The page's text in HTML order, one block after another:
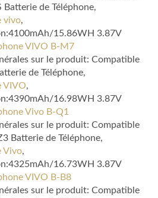
Batterie de Téléphone,
vivo,
15.86WH 3.87V
VIVO B-M7
sur le produit: Compatible
de Téléphone,
VIVO,
16.98WH 3.87V
Vivo B-Q1
sur le produit: Compatible
Batterie de Téléphone,
Vivo,
16.73WH 3.87V
VIVO B-B8
sur le produit: Compatible